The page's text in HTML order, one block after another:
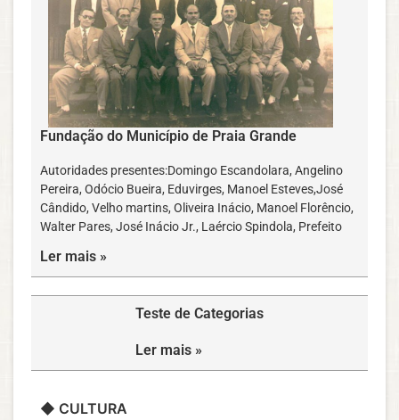
Fundação do Município de Praia Grande
Autoridades presentes:Domingo Escandolara, Angelino
Pereira, Odócio Bueira, Eduvirges, Manoel Esteves,José
Cândido, Velho martins, Oliveira Inácio, Manoel Florêncio,
Walter Pares, José Inácio Jr., Laércio Spindola, Prefeito
Ler mais »
Teste de Categorias
Ler mais »
◆ CULTURA